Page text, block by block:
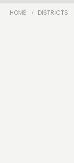
HOME DISTRICTS